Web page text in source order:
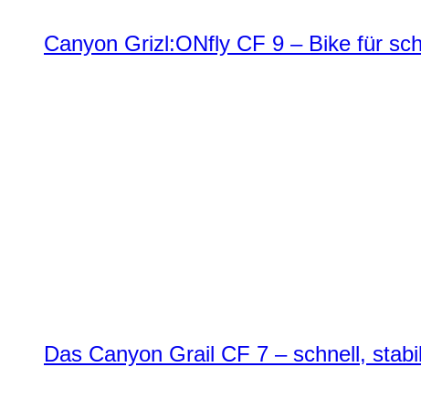
Canyon Grizl:ONfly CF 9 – Bike für
Das Canyon Grail CF 7 – schnell,